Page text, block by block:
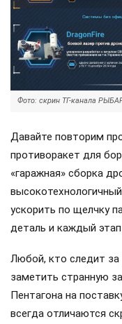
Фото: скрин ТГ-канала
Давайте повторим
противоракет для
«гаражная» сборка
ускорить по щелчку
деталь и каждый
Любой, кто следит за
заметить странную
Пентагона на
всегда отличаются